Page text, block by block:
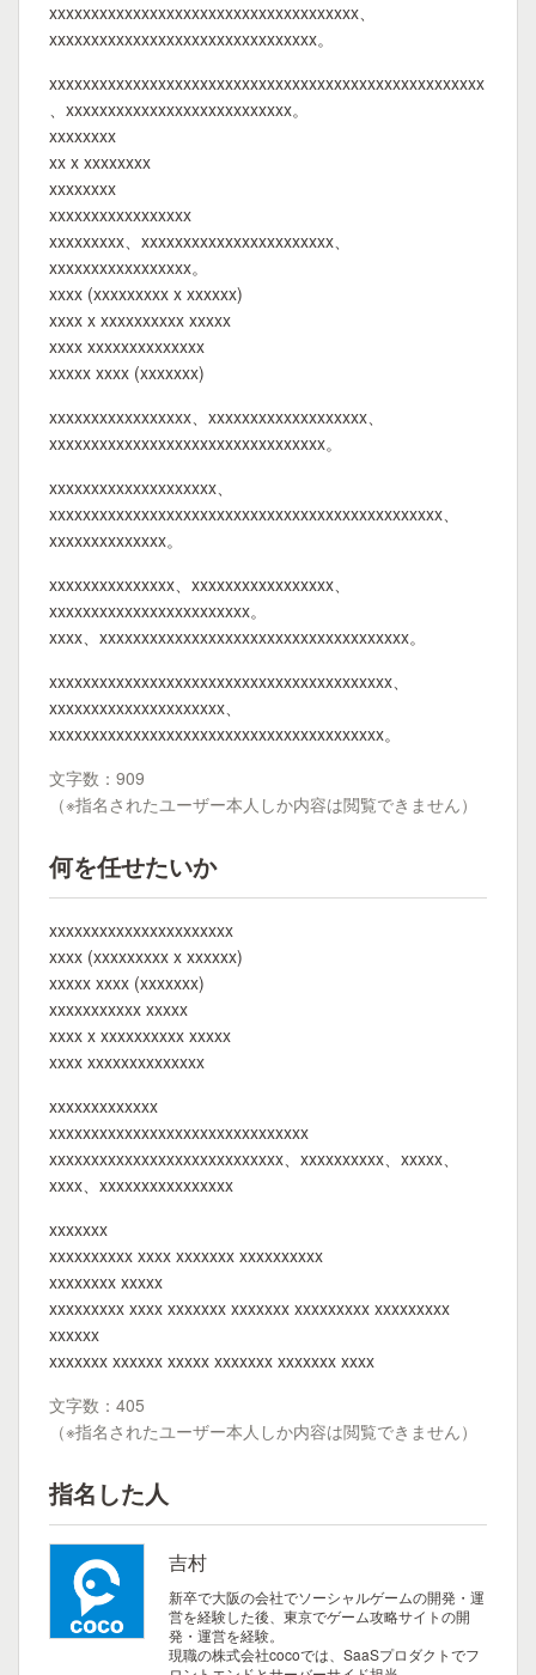
xxxxxxxxxxxxxxxxxxxxxxxxxxxxxxxxxxxxx、
xxxxxxxxxxxxxxxxxxxxxxxxxxxxxxxx。
xxxxxxxxxxxxxxxxxxxxxxxxxxxxxxxxxxxxxxxxxxxxxxxxxxxx
、xxxxxxxxxxxxxxxxxxxxxxxxxxx。
xxxxxxxx
xx x xxxxxxxx
xxxxxxxx
xxxxxxxxxxxxxxxxx
xxxxxxxxx、xxxxxxxxxxxxxxxxxxxxxxx、
xxxxxxxxxxxxxxxxx。
xxxx (xxxxxxxxx x xxxxxx)
xxxx x xxxxxxxxxx xxxxx
xxxx xxxxxxxxxxxxxx
xxxxx xxxx (xxxxxxx)
xxxxxxxxxxxxxxxxx、xxxxxxxxxxxxxxxxxxx、
xxxxxxxxxxxxxxxxxxxxxxxxxxxxxxxxx。
xxxxxxxxxxxxxxxxxxxx、
xxxxxxxxxxxxxxxxxxxxxxxxxxxxxxxxxxxxxxxxxxxxxxx、
xxxxxxxxxxxxxx。
xxxxxxxxxxxxxxx、xxxxxxxxxxxxxxxxx、
xxxxxxxxxxxxxxxxxxxxxxxx。
xxxx、xxxxxxxxxxxxxxxxxxxxxxxxxxxxxxxxxxxxx。
xxxxxxxxxxxxxxxxxxxxxxxxxxxxxxxxxxxxxxxxx、
xxxxxxxxxxxxxxxxxxxxx、
xxxxxxxxxxxxxxxxxxxxxxxxxxxxxxxxxxxxxxxx。
文字数：909
（※指名されたユーザー本人しか内容は閲覧できません）
何を任せたいか
xxxxxxxxxxxxxxxxxxxxxx
xxxx (xxxxxxxxx x xxxxxx)
xxxxx xxxx (xxxxxxx)
xxxxxxxxxxx xxxxx
xxxx x xxxxxxxxxx xxxxx
xxxx xxxxxxxxxxxxxx
xxxxxxxxxxxxx
xxxxxxxxxxxxxxxxxxxxxxxxxxxxxxx
xxxxxxxxxxxxxxxxxxxxxxxxxxxx、xxxxxxxxxx、xxxxx、
xxxx、xxxxxxxxxxxxxxxx
xxxxxxx
xxxxxxxxxx xxxx xxxxxxx xxxxxxxxxx
xxxxxxxx xxxxx
xxxxxxxxx xxxx xxxxxxx xxxxxxx xxxxxxxxx xxxxxxxxx
xxxxxx
xxxxxxx xxxxxx xxxxx xxxxxxx xxxxxxx xxxx
文字数：405
（※指名されたユーザー本人しか内容は閲覧できません）
指名した人
吉村
新卒で大阪の会社でソーシャルゲームの開発・運
営を経験した後、東京でゲーム攻略サイトの開
発・運営を経験。
現職の株式会社cocoでは、SaaSプロダクトでフ